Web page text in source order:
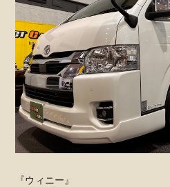
『ウィニー』